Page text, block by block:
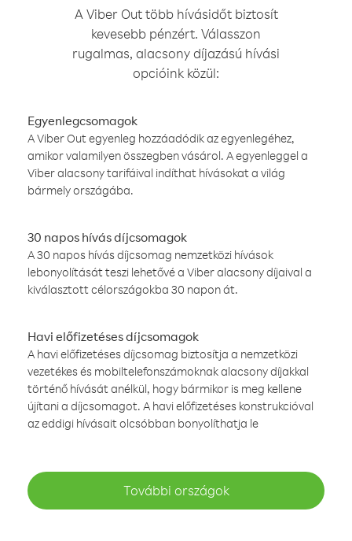
A Viber Out több hívásidőt biztosít
kevesebb pénzért. Válasszon
rugalmas, alacsony díjazású hívási
opcióink közül:
Egyenlegcsomagok
A Viber Out egyenleg hozzáadódik az egyenlegéhez,
amikor valamilyen összegben vásárol. A egyenleggel a
Viber alacsony tarifáival indíthat hívásokat a világ
bármely országába.
30 napos hívás díjcsomagok
A 30 napos hívás díjcsomag nemzetközi hívások
lebonyolítását teszi lehetővé a Viber alacsony díjaival a
kiválasztott célországokba 30 napon át.
Havi előfizetéses díjcsomagok
A havi előfizetéses díjcsomag biztosítja a nemzetközi
vezetékes és mobiltelefonszámoknak alacsony díjakkal
történő hívását anélkül, hogy bármikor is meg kellene
újítani a díjcsomagot. A havi előfizetéses konstrukcióval
az eddigi hívásait olcsóbban bonyolíthatja le
További országok